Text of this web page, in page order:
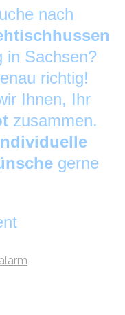
nach
in Sachsen?
richtig!
Ihnen, Ihr
zusammen.
gerne